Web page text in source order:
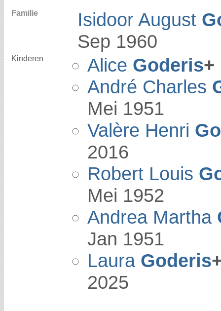
Familie Isidoor August
Sep 1960
Kinderen Alice Goderis+
André Charles
Mei 1951
Valère Henri
2016
Robert Louis
Mei 1952
Andrea Martha
Jan 1951
Laura Goderis
2025